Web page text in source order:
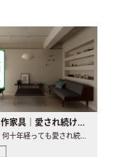
世界の名作家具｜愛され続ける理由と一生モノとの出会い方